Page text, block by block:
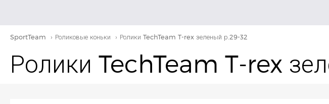
SportTeam › Роликовые коньки › Ролики TechTeam T-rex зеленый р.29-32
Ролики TechTeam T-rex